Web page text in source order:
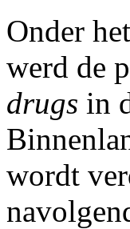
Onder
werd de
drugs in
wordt